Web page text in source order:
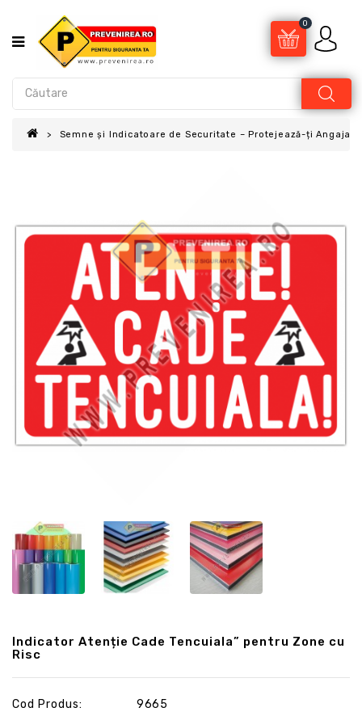
0
Semne și Indicatoare de Securitate – Protejează-ți
Indicator Atenție Cade Tencuiala” pentru Zone cu
Risc
Cod Produs:
9665